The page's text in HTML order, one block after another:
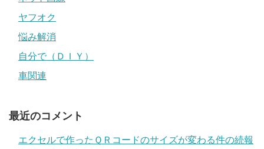
ヤフオク
悩み解消
自分で（ＤＩＹ）
車関連
最近のコメント
エクセルで作ったＱＲコードのサイズが変わる件の続報